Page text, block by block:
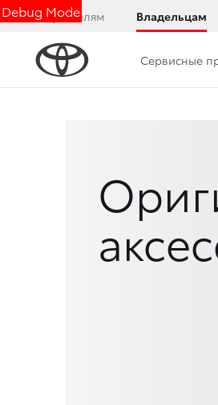
Debug Mode
Покупателям Владельцам
Сервисные